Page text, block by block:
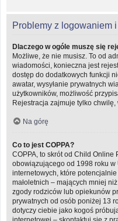
Problemy z logowaniem
Dlaczego w ogóle muszę się
Możliwe, że nie musisz. To od
wiadomości, konieczna jest
dostęp do dodatkowych funkcji
awatar, wysyłanie prywatnych
użytkowników, możliwość
Rejestracja zajmuje tylko
Na górę
Co to jest COPPA?
COPPA, to skrót od Child Online
obowiązującego od 1998 roku w
internetowych, które
małoletnich – mających mniej
zgody rodziców lub opiekunów
prywatnych od osób poniżej 13
dotyczy ciebie jako kogoś